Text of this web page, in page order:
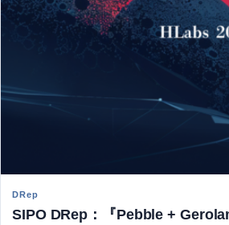
DRep
SIPO DRep：『Pebble +